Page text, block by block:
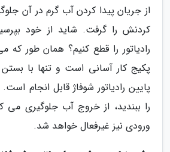
از جریان پیدا کردن آب گرم در آن
کردنش را گرفت. شاید از خود
رادیاتور را قطع کنیم؟ همان طور که
پکیج کار آسانی است و تنها با
پایین رادیاتور شوفاژ قابل انجام
را ببندید، از خروج آب جلوگیری می
ورودی نیز غیرفعال خواهد شد.